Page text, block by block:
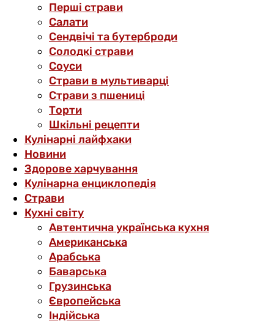
Перші страви
Салати
Сендвічі та бутерброди
Солодкі страви
Соуси
Страви в мультиварці
Страви з пшениці
Торти
Шкільні рецепти
Кулінарні лайфхаки
Новини
Здорове харчування
Кулінарна енциклопедія
Страви
Кухні світу
Автентична українська кухня
Американська
Арабська
Баварська
Грузинська
Європейська
Індійська